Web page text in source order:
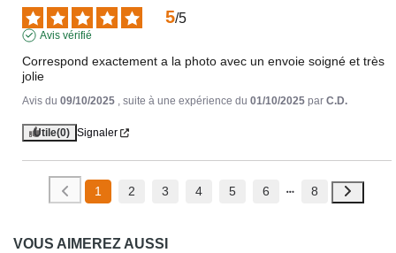
5/5
Avis vérifié
Correspond exactement a la photo avec un envoie soigné et très
jolie
Avis du 09/10/2025 , suite à une expérience du 01/10/2025 par C.D.
Utile(0) Signaler
1 2 3 4 5 6 8
VOUS AIMEREZ AUSSI